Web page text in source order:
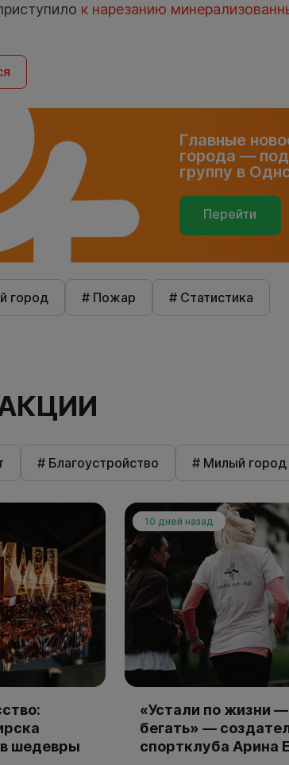
к нарезанию
Главные
города —
группу в
Перейти
город # Пожар # Статистика
# Благоустройство # Милый город
шедевры
10 дней назад
«Устали по жизни
бегать» —
спортклуба Арина